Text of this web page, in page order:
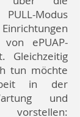
Modus
ePUAP-
Gleichzeitig
tun möchte
in der
und
vorstellen: